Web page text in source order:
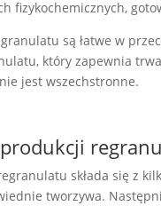
fizykochemicznych,
są łatwe w
który zapewnia
jest wszechstronne.
składa się z
tworzywa.